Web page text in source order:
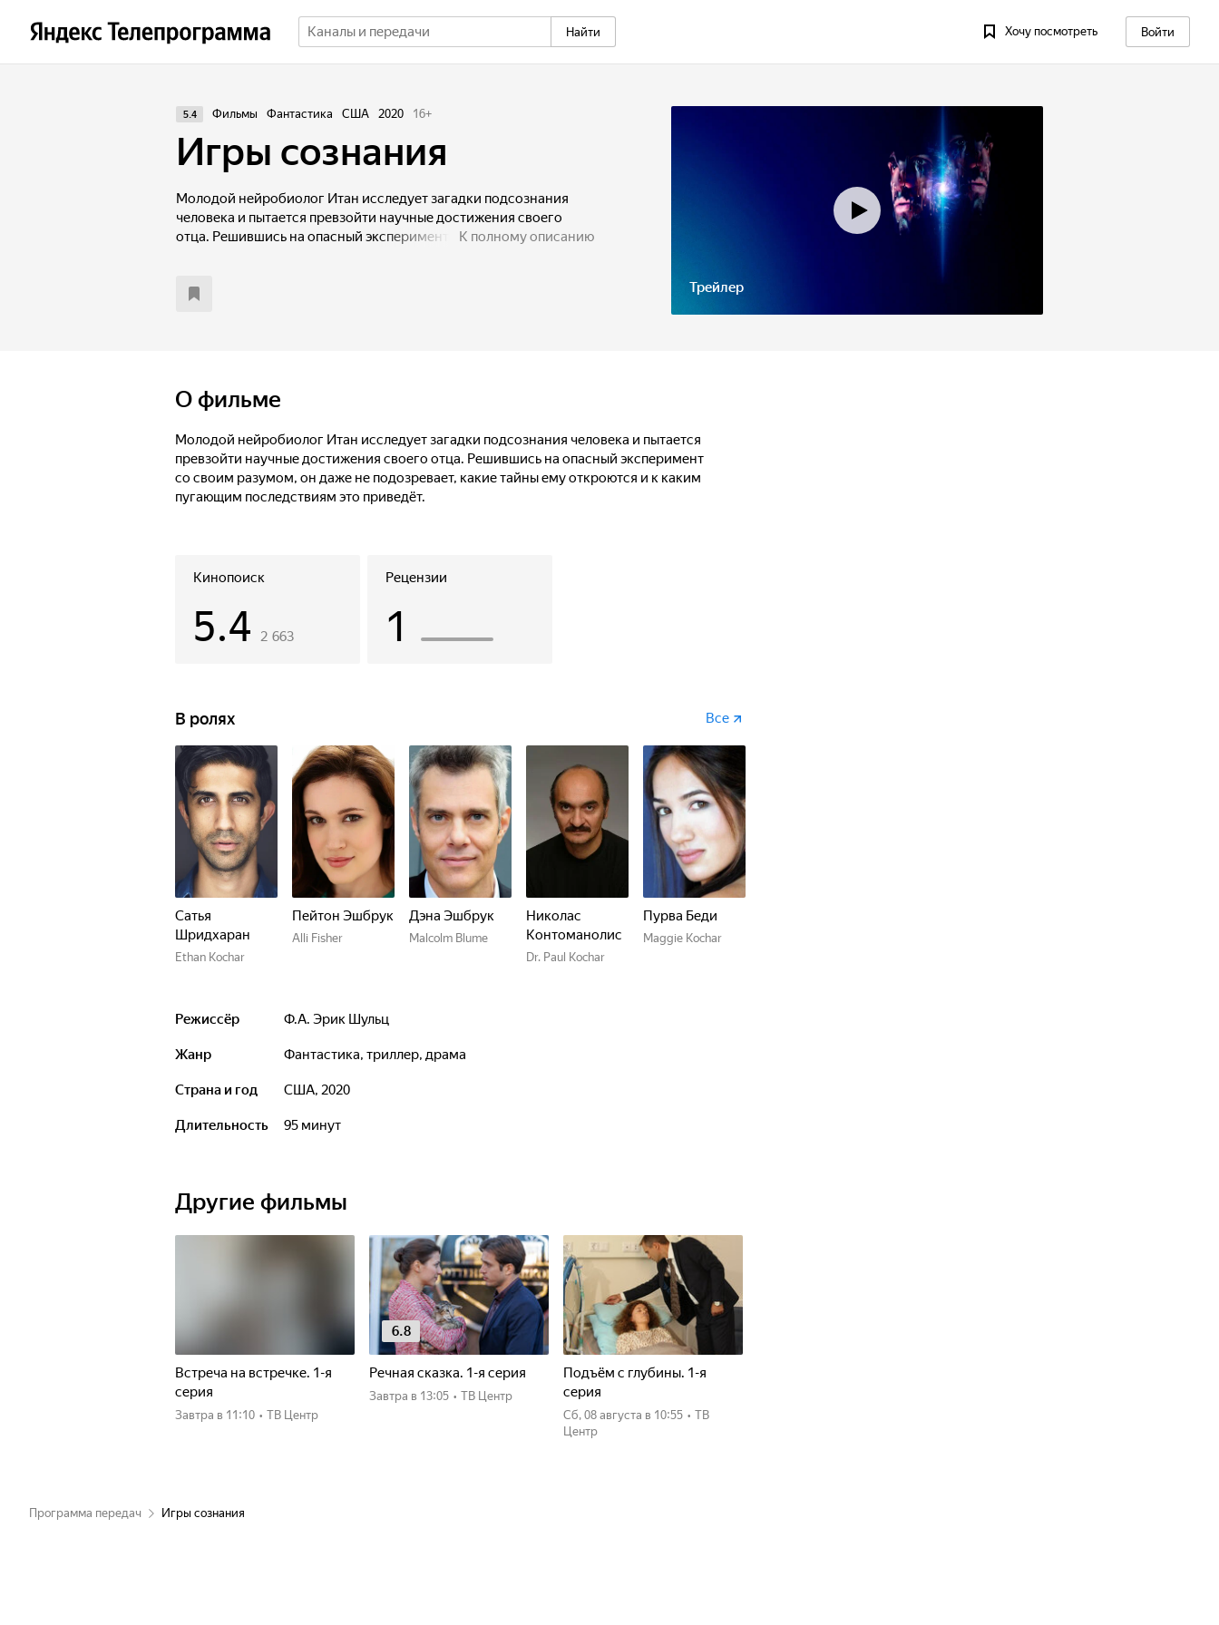
Найти Хочу посмотреть Войти
Трейлер
5.4 Фильмы Фантастика США 2020 16+
Игры сознания
Молодой нейробиолог Итан исследует загадки подсознания
человека и пытается превзойти научные достижения своего
отца. Решившись на опасный эксперимент со своим разумом,
К полному описанию
О фильме
Молодой нейробиолог Итан исследует загадки подсознания человека и пытается
превзойти научные достижения своего отца. Решившись на опасный эксперимент
со своим разумом, он даже не подозревает, какие тайны ему откроются и к каким
пугающим последствиям это приведёт.
Кинопоиск
5.4 2 663
Рецензии
1
В ролях Все
Сатья
Шридхаран
Ethan Kochar
Пейтон Эшбрук
Alli Fisher
Дэна Эшбрук
Malcolm Blume
Николас
Контоманолис
Dr. Paul Kochar
Пурва Беди
Maggie Kochar
Режиссёр Ф.А. Эрик Шульц
Жанр фантастика, триллер, драма
Страна и год США, 2020
Длительность 95 минут
Другие фильмы
Встреча на встречке. 1-я
серия
Завтра в 11:10 • ТВ Центр
6.8
Речная сказка. 1-я серия
Завтра в 13:05 • ТВ Центр
Подъём с глубины. 1-я
серия
сб, 08 августа в 10:55 • ТВ
Центр
Программа передач Игры сознания